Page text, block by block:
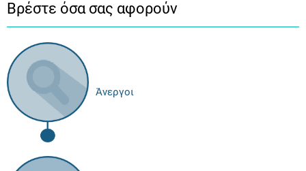
Βρέστε όσα σας αφορούν
Άνεργοι